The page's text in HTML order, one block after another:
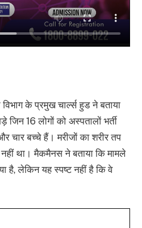
के प्रमुख चार्ल्स हुड ने बताया
जिन 16 लोगों को अस्पतालों भर्ती
चार बच्चे हैं। मरीजों का शरीर तप
था। मैकमैनस ने बताया कि मामले
है, लेकिन यह स्पष्ट नहीं है कि वे